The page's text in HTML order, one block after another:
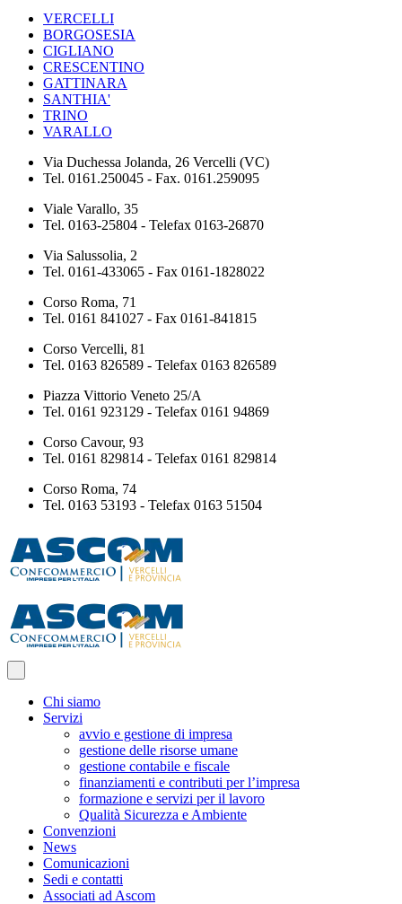
VERCELLI
BORGOSESIA
CIGLIANO
CRESCENTINO
GATTINARA
SANTHIA'
TRINO
VARALLO
Via Duchessa Jolanda, 26 Vercelli (VC)
Tel. 0161.250045 - Fax. 0161.259095
Viale Varallo, 35
Tel. 0163-25804 - Telefax 0163-26870
Via Salussolia, 2
Tel. 0161-433065 - Fax 0161-1828022
Corso Roma, 71
Tel. 0161 841027 - Fax 0161-841815
Corso Vercelli, 81
Tel. 0163 826589 - Telefax 0163 826589
Piazza Vittorio Veneto 25/A
Tel. 0161 923129 - Telefax 0161 94869
Corso Cavour, 93
Tel. 0161 829814 - Telefax 0161 829814
Corso Roma, 74
Tel. 0163 53193 - Telefax 0163 51504
Chi siamo
Servizi
avvio e gestione di impresa
gestione delle risorse umane
gestione contabile e fiscale
finanziamenti e contributi per l’impresa
formazione e servizi per il lavoro
Qualità Sicurezza e Ambiente
Convenzioni
News
Comunicazioni
Sedi e contatti
Associati ad Ascom